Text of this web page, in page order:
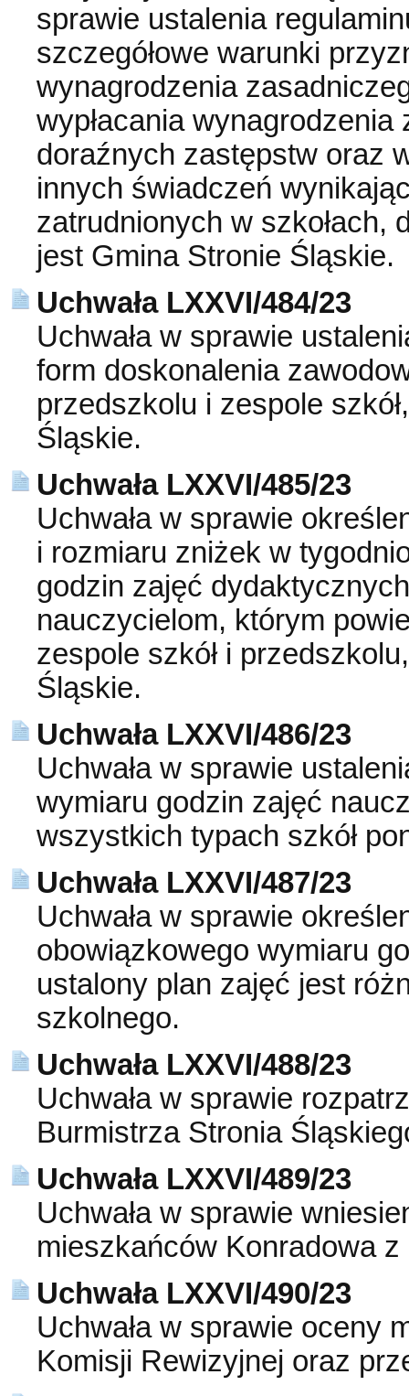
sprawie ustalenia
szczegółowe warunki
wynagrodzenia
wypłacania
doraźnych zastępstw oraz
innych świadczeń
zatrudnionych w szkołach,
jest Gmina Stronie Śląskie.
Uchwała LXXVI/484/23
Uchwała w sprawie
form doskonalenia
przedszkolu i zespole
Śląskie.
Uchwała LXXVI/485/23
Uchwała w sprawie
i rozmiaru zniżek w
godzin zajęć
nauczycielom, którym
zespole szkół i
Śląskie.
Uchwała LXXVI/486/23
Uchwała w sprawie
wymiaru godzin zajęć
wszystkich typach szkół
Uchwała LXXVI/487/23
Uchwała w sprawie
obowiązkowego wymiaru
ustalony plan zajęć jest
szkolnego.
Uchwała LXXVI/488/23
Uchwała w sprawie
Burmistrza Stronia
Uchwała LXXVI/489/23
Uchwała w sprawie
mieszkańców Konradowa
Uchwała LXXVI/490/23
Uchwała w sprawie oceny
Komisji Rewizyjnej oraz